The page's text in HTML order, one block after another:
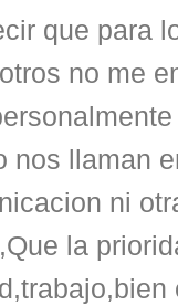
que para
no me
nos llaman
ni
la